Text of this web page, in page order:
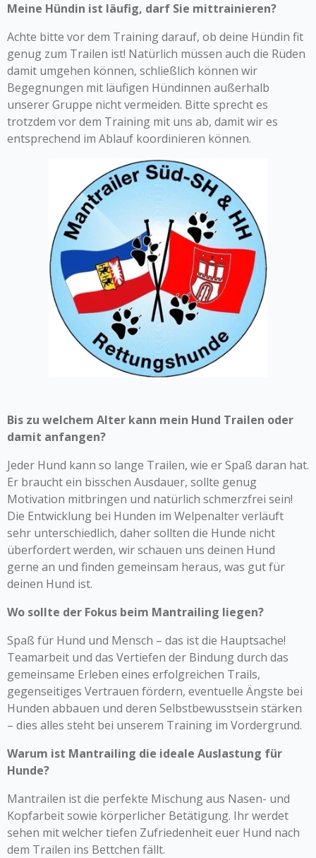
Meine Hündin ist läufig, darf Sie mittrainieren?
Achte bitte vor dem Training darauf, ob deine Hündin fit
genug zum Trailen ist! Natürlich müssen auch die Rüden
damit umgehen können, schließlich können wir
Begegnungen mit läufigen Hündinnen außerhalb
unserer Gruppe nicht vermeiden. Bitte sprecht es
trotzdem vor dem Training mit uns ab, damit wir es
entsprechend im Ablauf koordinieren können.
Bis zu welchem Alter kann mein Hund Trailen oder
damit anfangen?
Jeder Hund kann so lange Trailen, wie er Spaß daran hat.
Er braucht ein bisschen Ausdauer, sollte genug
Motivation mitbringen und natürlich schmerzfrei sein!
Die Entwicklung bei Hunden im Welpenalter verläuft
sehr unterschiedlich, daher sollten die Hunde nicht
überfordert werden, wir schauen uns deinen Hund
gerne an und finden gemeinsam heraus, was gut für
deinen Hund ist.
Wo sollte der Fokus beim Mantrailing liegen?
Spaß für Hund und Mensch – das ist die Hauptsache!
Teamarbeit und das Vertiefen der Bindung durch das
gemeinsame Erleben eines erfolgreichen Trails,
gegenseitiges Vertrauen fördern, eventuelle Ängste bei
Hunden abbauen und deren Selbstbewusstsein stärken
– dies alles steht bei unserem Training im Vordergrund.
Warum ist Mantrailing die ideale Auslastung für
Hunde?
Mantrailen ist die perfekte Mischung aus Nasen- und
Kopfarbeit sowie körperlicher Betätigung. Ihr werdet
sehen mit welcher tiefen Zufriedenheit euer Hund nach
dem Trailen ins Bettchen fällt.